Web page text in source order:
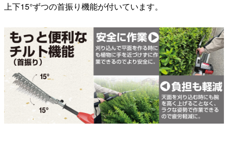
上下15°ずつの首振り機能が付いています。